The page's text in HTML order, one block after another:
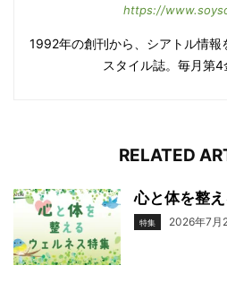
https://
1992年の創刊から、シアトル情報
スタイル誌。毎月第4
RELATED
心と体を整
特集 2026年7月